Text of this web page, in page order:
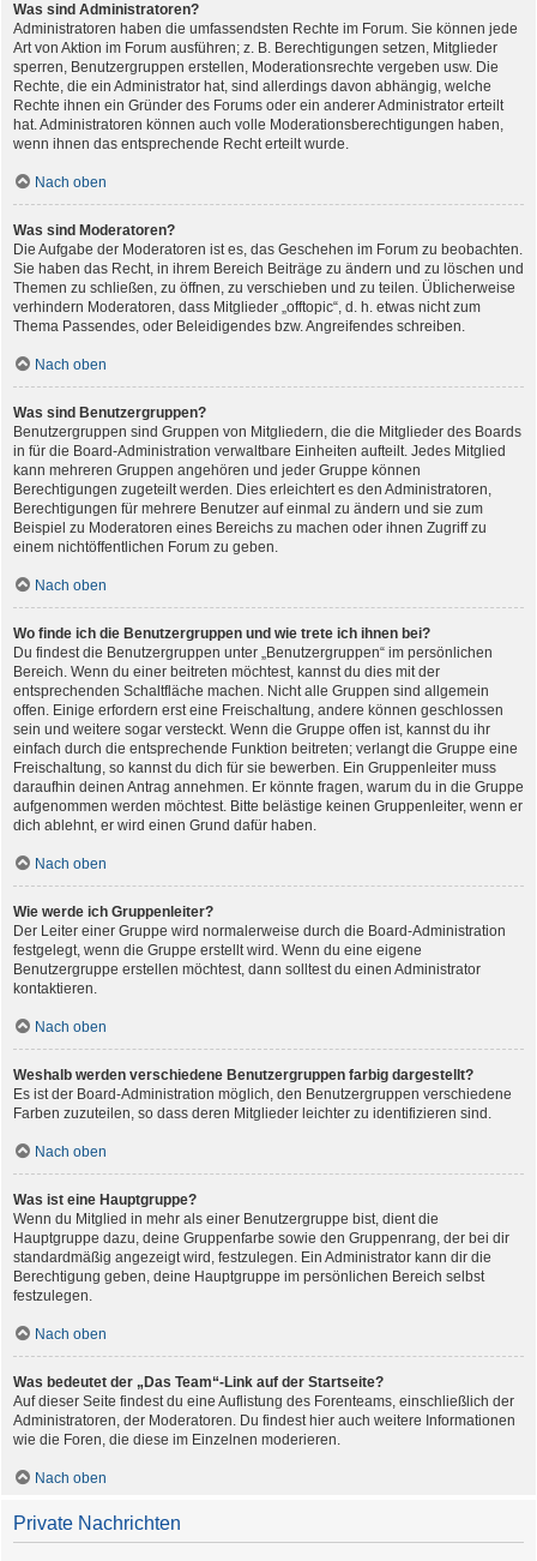
Was sind Administratoren?
Administratoren haben die umfassendsten Rechte im Forum. Sie können jede
Art von Aktion im Forum ausführen; z. B. Berechtigungen setzen, Mitglieder
sperren, Benutzergruppen erstellen, Moderationsrechte vergeben usw. Die
Rechte, die ein Administrator hat, sind allerdings davon abhängig, welche
Rechte ihnen ein Gründer des Forums oder ein anderer Administrator erteilt
hat. Administratoren können auch volle Moderationsberechtigungen haben,
wenn ihnen das entsprechende Recht erteilt wurde.
Nach oben
Was sind Moderatoren?
Die Aufgabe der Moderatoren ist es, das Geschehen im Forum zu beobachten.
Sie haben das Recht, in ihrem Bereich Beiträge zu ändern und zu löschen und
Themen zu schließen, zu öffnen, zu verschieben und zu teilen. Üblicherweise
verhindern Moderatoren, dass Mitglieder „offtopic“, d. h. etwas nicht zum
Thema Passendes, oder Beleidigendes bzw. Angreifendes schreiben.
Nach oben
Was sind Benutzergruppen?
Benutzergruppen sind Gruppen von Mitgliedern, die die Mitglieder des Boards
in für die Board-Administration verwaltbare Einheiten aufteilt. Jedes Mitglied
kann mehreren Gruppen angehören und jeder Gruppe können
Berechtigungen zugeteilt werden. Dies erleichtert es den Administratoren,
Berechtigungen für mehrere Benutzer auf einmal zu ändern und sie zum
Beispiel zu Moderatoren eines Bereichs zu machen oder ihnen Zugriff zu
einem nichtöffentlichen Forum zu geben.
Nach oben
Wo finde ich die Benutzergruppen und wie trete ich ihnen bei?
Du findest die Benutzergruppen unter „Benutzergruppen“ im persönlichen
Bereich. Wenn du einer beitreten möchtest, kannst du dies mit der
entsprechenden Schaltfläche machen. Nicht alle Gruppen sind allgemein
offen. Einige erfordern erst eine Freischaltung, andere können geschlossen
sein und weitere sogar versteckt. Wenn die Gruppe offen ist, kannst du ihr
einfach durch die entsprechende Funktion beitreten; verlangt die Gruppe eine
Freischaltung, so kannst du dich für sie bewerben. Ein Gruppenleiter muss
daraufhin deinen Antrag annehmen. Er könnte fragen, warum du in die Gruppe
aufgenommen werden möchtest. Bitte belästige keinen Gruppenleiter, wenn er
dich ablehnt, er wird einen Grund dafür haben.
Nach oben
Wie werde ich Gruppenleiter?
Der Leiter einer Gruppe wird normalerweise durch die Board-Administration
festgelegt, wenn die Gruppe erstellt wird. Wenn du eine eigene
Benutzergruppe erstellen möchtest, dann solltest du einen Administrator
kontaktieren.
Nach oben
Weshalb werden verschiedene Benutzergruppen farbig dargestellt?
Es ist der Board-Administration möglich, den Benutzergruppen verschiedene
Farben zuzuteilen, so dass deren Mitglieder leichter zu identifizieren sind.
Nach oben
Was ist eine Hauptgruppe?
Wenn du Mitglied in mehr als einer Benutzergruppe bist, dient die
Hauptgruppe dazu, deine Gruppenfarbe sowie den Gruppenrang, der bei dir
standardmäßig angezeigt wird, festzulegen. Ein Administrator kann dir die
Berechtigung geben, deine Hauptgruppe im persönlichen Bereich selbst
festzulegen.
Nach oben
Was bedeutet der „Das Team“-Link auf der Startseite?
Auf dieser Seite findest du eine Auflistung des Forenteams, einschließlich der
Administratoren, der Moderatoren. Du findest hier auch weitere Informationen
wie die Foren, die diese im Einzelnen moderieren.
Nach oben
Private Nachrichten